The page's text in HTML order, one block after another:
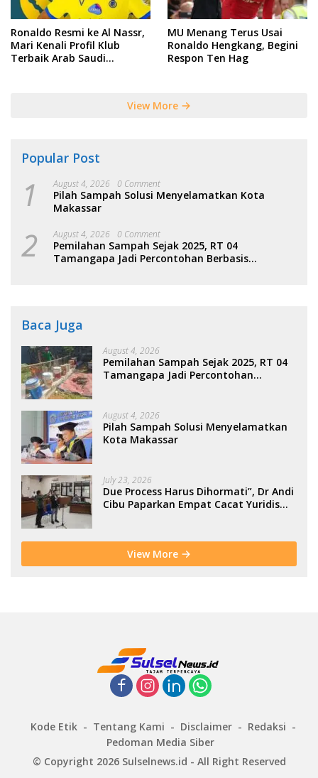
Ronaldo Resmi ke Al Nassr,
Mari Kenali Profil Klub
Terbaik Arab Saudi
MU Menang Terus Usai
Ronaldo Hengkang, Begini
Respon Ten Hag
View More
Popular Post
1 August 4, 2026 0 Comment
Pilah Sampah Solusi Menyelamatkan Kota
Makassar
2 August 4, 2026 0 Comment
Pemilahan Sampah Sejak 2025, RT 04
Tamangapa Jadi Percontohan Berbasis
Baca Juga
August 4, 2026
Pemilahan Sampah Sejak 2025, RT 04
Tamangapa Jadi Percontohan
August 4, 2026
Pilah Sampah Solusi Menyelamatkan
Kota Makassar
July 23, 2026
Due Process Harus Dihormati”, Dr Andi
Cibu Paparkan Empat Cacat Yuridis
View More
Kode Etik Tentang Kami Disclaimer
Redaksi
Pedoman Media Siber
© Copyright 2026 Sulselnews.id - All Right Reserved